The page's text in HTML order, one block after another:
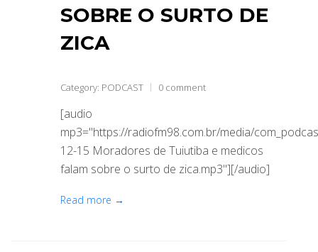
SOBRE O SURTO DE
ZICA
Category: PODCAST 0 comment
[audio
mp3="https://radiofm98.com.br/media/
12-15 Moradores de Tuiutiba e medicos
falam sobre o surto de zica.mp3"][/audio]
Read more →